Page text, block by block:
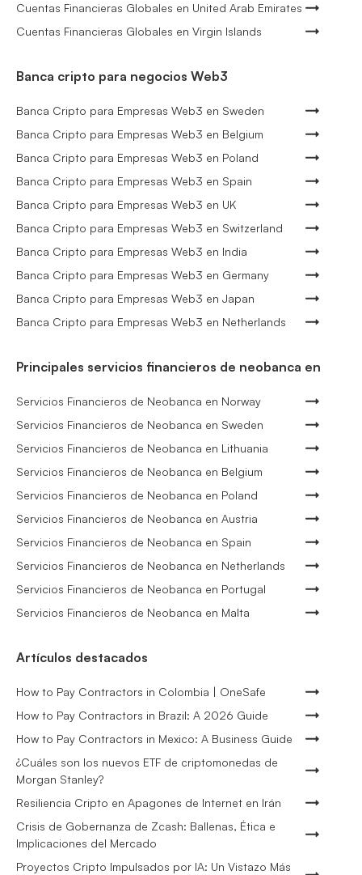
Cuentas Financieras Globales en United Arab Emirates
Cuentas Financieras Globales en Virgin Islands
Banca cripto para negocios Web3
Banca Cripto para Empresas Web3 en Sweden
Banca Cripto para Empresas Web3 en Belgium
Banca Cripto para Empresas Web3 en Poland
Banca Cripto para Empresas Web3 en Spain
Banca Cripto para Empresas Web3 en UK
Banca Cripto para Empresas Web3 en Switzerland
Banca Cripto para Empresas Web3 en India
Banca Cripto para Empresas Web3 en Germany
Banca Cripto para Empresas Web3 en Japan
Banca Cripto para Empresas Web3 en Netherlands
Principales servicios financieros de neobanca en
Servicios Financieros de Neobanca en Norway
Servicios Financieros de Neobanca en Sweden
Servicios Financieros de Neobanca en Lithuania
Servicios Financieros de Neobanca en Belgium
Servicios Financieros de Neobanca en Poland
Servicios Financieros de Neobanca en Austria
Servicios Financieros de Neobanca en Spain
Servicios Financieros de Neobanca en Netherlands
Servicios Financieros de Neobanca en Portugal
Servicios Financieros de Neobanca en Malta
Artículos destacados
How to Pay Contractors in Colombia | OneSafe
How to Pay Contractors in Brazil: A 2026 Guide
How to Pay Contractors in Mexico: A Business Guide
¿Cuáles son los nuevos ETF de criptomonedas de
Morgan Stanley?
Resiliencia Cripto en Apagones de Internet en Irán
Crisis de Gobernanza de Zcash: Ballenas, Ética e
Implicaciones del Mercado
Proyectos Cripto Impulsados por IA: Un Vistazo Más